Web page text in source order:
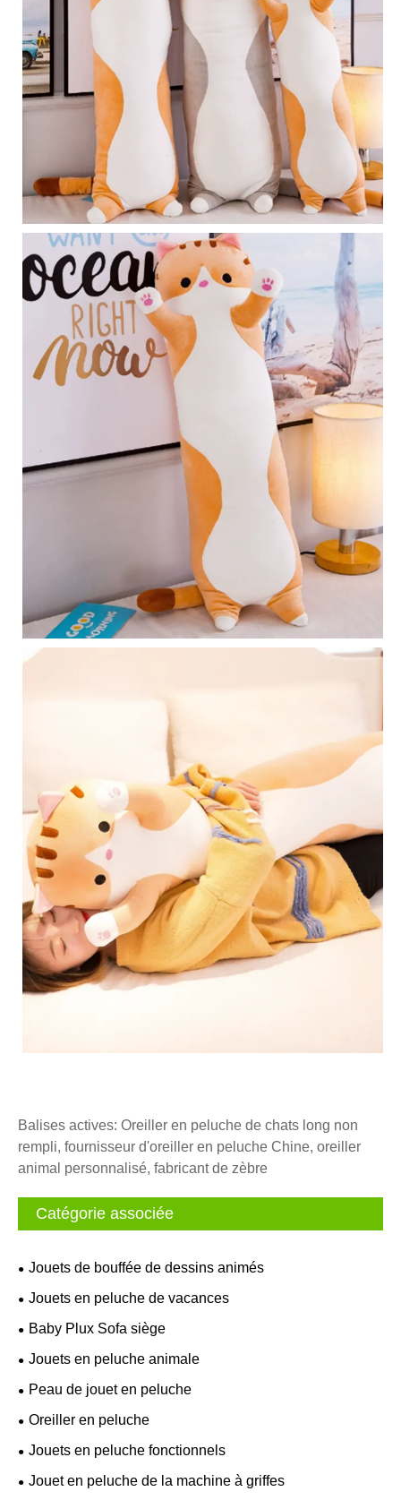
Balises actives: Oreiller en peluche de chats long non
rempli, fournisseur d'oreiller en peluche Chine, oreiller
animal personnalisé, fabricant de zèbre
Catégorie associée
Jouets de bouffée de dessins animés
Jouets en peluche de vacances
Baby Plux Sofa siège
Jouets en peluche animale
Peau de jouet en peluche
Oreiller en peluche
Jouets en peluche fonctionnels
Jouet en peluche de la machine à griffes